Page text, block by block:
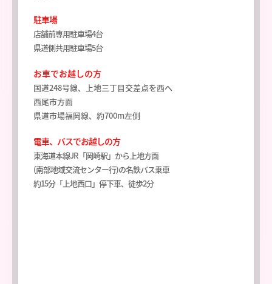
駐車場
店舗前専用駐車場4台
県道側共用駐車場5台
お車でお越しの方
国道248号線、上地三丁目交差点を西へ
西尾市方面
県道市場福岡線、約700m左側
電車、バスでお越しの方
東海道本線JR「岡崎駅」から上地方面
(南部地域交流センター行)の名鉄バス乗車
約15分「上地西口」停下車、徒歩2分